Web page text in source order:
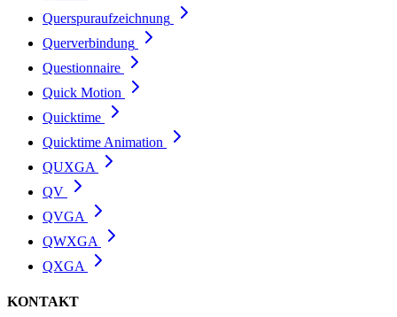
Querspuraufzeichnung
Querverbindung
Questionnaire
Quick Motion
Quicktime
Quicktime Animation
QUXGA
QV
QVGA
QWXGA
QXGA
KONTAKT